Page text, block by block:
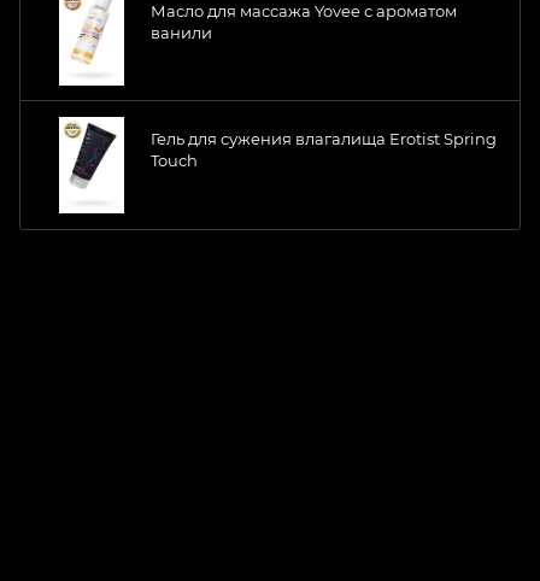
Масло для массажа Yovee с ароматом
ванили
Гель для сужения влагалища Erotist Spring
Touch